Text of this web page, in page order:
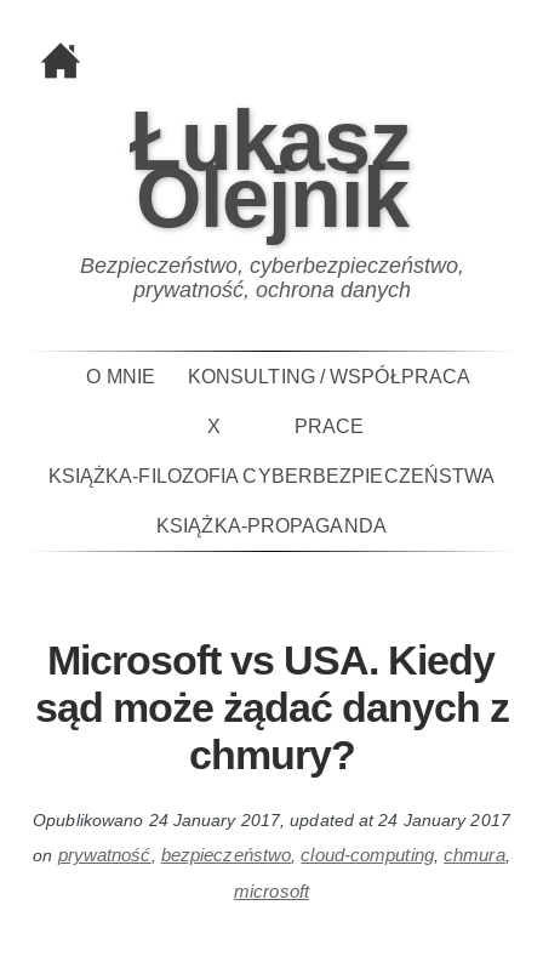
Łukasz
Olejnik
Bezpieczeństwo, cyberbezpieczeństwo,
prywatność, ochrona danych
O MNIE KONSULTING / WSPÓŁPRACA
X PRACE
KSIĄŻKA-FILOZOFIA CYBERBEZPIECZEŃSTWA
KSIĄŻKA-PROPAGANDA
Microsoft vs USA. Kiedy
sąd może żądać danych z
chmury?
Opublikowano 24 January 2017, updated at24 January 2017
on prywatność bezpieczeństwo ,cloud-computing,chmura,
microsoft